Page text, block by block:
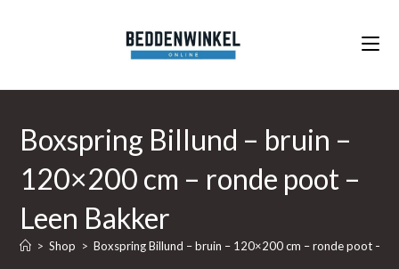
Boxspring Billund – bruin –
120×200 cm – ronde poot –
Leen Bakker
> Shop > Boxspring Billund – bruin – 120×200 cm – ronde poot –